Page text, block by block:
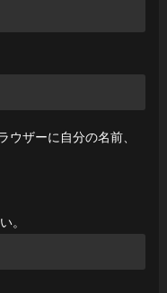
ウザーに自分の名前、
。